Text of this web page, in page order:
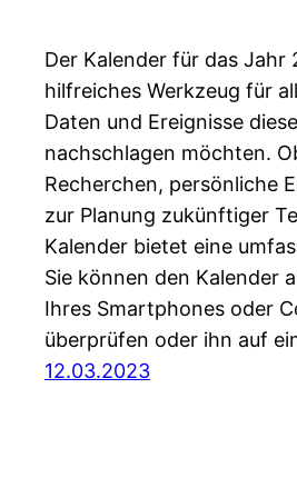
Der Kalender für das Jahr
hilfreiches Werkzeug für
Daten und Ereignisse
nachschlagen möchten.
Recherchen, persönliche
zur Planung zukünftiger
Kalender bietet eine
Sie können den Kalender
Ihres Smartphones oder
überprüfen oder ihn auf
12.03.2023